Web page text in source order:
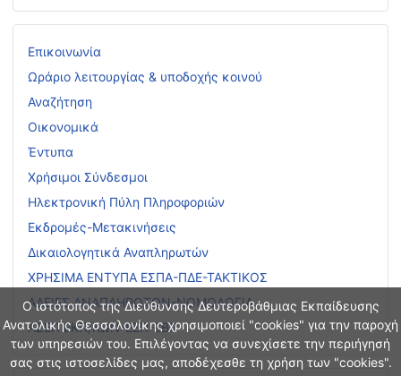
Ο ιστότοπος της Διεύθυνσης Δευτεροβάθμιας Εκπαίδευσης
Ανατολικής Θεσσαλονίκης χρησιμοποιεί "cookies" για την παροχή
των υπηρεσιών του. Επιλέγοντας να συνεχίσετε την περιήγησή
σας στις ιστοσελίδες μας, αποδέχεσθε τη χρήση των "cookies".
Επικοινωνία
Ωράριο λειτουργίας & υποδοχής κοινού
Αναζήτηση
Οικονομικά
Έντυπα
Χρήσιμοι Σύνδεσμοι
Ηλεκτρονική Πύλη Πληροφοριών
Εκδρομές-Μετακινήσεις
Δικαιολογητικά Αναπληρωτών
ΧΡΗΣΙΜΑ ΕΝΤΥΠΑ ΕΣΠΑ-ΠΔΕ-ΤΑΚΤΙΚΟΣ
ΑΔΕΙΕΣ ΑΝΑΠΛΗΡΩΤΩΝ-ΝΟΜΟΛΟΓΙΑ
ΑΣΕΠ ΕΚΠ/ΚΩΝ-ΕΕΠ-ΕΒΠ